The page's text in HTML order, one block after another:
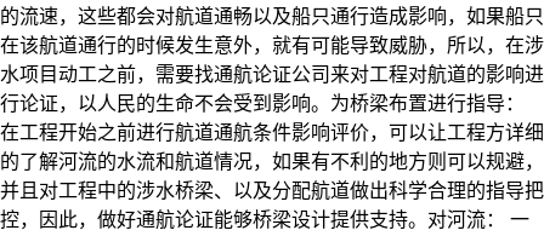
的流速，这些都会对航道通畅以及船只通行造成影响，如果船只
在该航道通行的时候发生意外，就有可能导致威胁，所以，在涉
水项目动工之前，需要找通航论证公司来对工程对航道的影响进
行论证，以人民的生命不会受到影响。为桥梁布置进行指导：
在工程开始之前进行航道通航条件影响评价，可以让工程方详细
的了解河流的水流和航道情况，如果有不利的地方则可以规避，
并且对工程中的涉水桥梁、以及分配航道做出科学合理的指导把
控，因此，做好通航论证能够桥梁设计提供支持。对河流： 一